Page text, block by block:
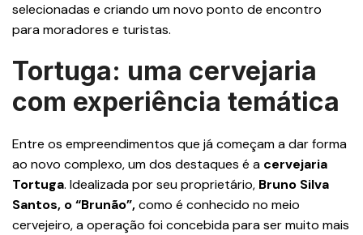
selecionadas e criando um novo ponto de encontro
para moradores e turistas.
Tortuga: uma cervejaria
com experiência temática
Entre os empreendimentos que já começam a dar forma
ao novo complexo, um dos destaques é a cervejaria
Tortuga. Idealizada por seu proprietário, Bruno Silva
Santos, o “Brunão”,como é conhecido no meio
cervejeiro, a operação foi concebida para ser muito mais